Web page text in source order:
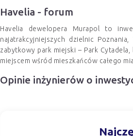
Havelia - forum
Havelia dewelopera Murapol to
najatrakcyjniejszych dzielnic
zabytkowy park miejski – Park
miejscem wśród mieszkańców całego
Opinie inżynierów o